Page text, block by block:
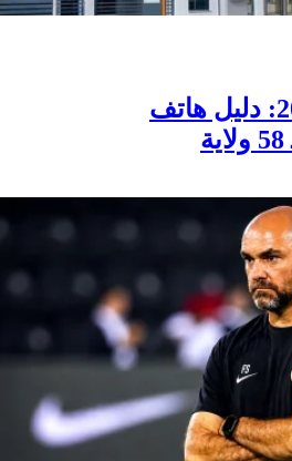
أرقام سونلغاز 2026: دليل هاتف